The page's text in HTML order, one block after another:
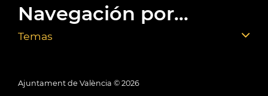
Navegación por...
Temas
Ajuntament de València © 2026